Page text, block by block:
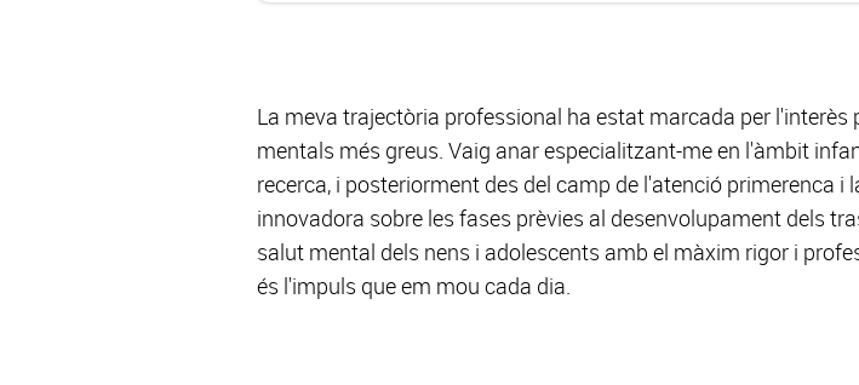
La meva trajectòria professional ha estat marcada per
mentals més greus. Vaig anar especialitzant-me en l'àmbit
recerca, i posteriorment des del camp de l'atenció primerenca i
innovadora sobre les fases prèvies al desenvolupament dels
salut mental dels nens i adolescents amb el màxim rigor i
és l'impuls que em mou cada dia.